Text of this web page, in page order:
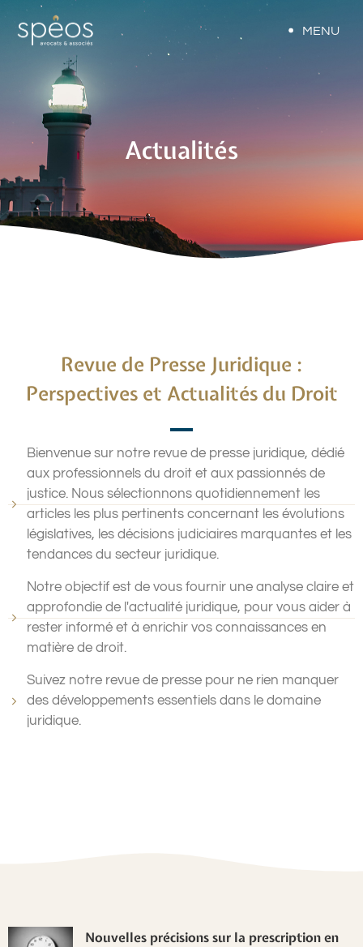
MENU
Actualités
Revue de Presse Juridique :
Perspectives et Actualités du Droit
Bienvenue sur notre revue de presse juridique, dédié
aux professionnels du droit et aux passionnés de
justice. Nous sélectionnons quotidiennement les
articles les plus pertinents concernant les évolutions
législatives, les décisions judiciaires marquantes et les
tendances du secteur juridique.
Notre objectif est de vous fournir une analyse claire et
approfondie de l'actualité juridique, pour vous aider à
rester informé et à enrichir vos connaissances en
matière de droit.
Suivez notre revue de presse pour ne rien manquer
des développements essentiels dans le domaine
juridique.
Nouvelles précisions sur la prescription en